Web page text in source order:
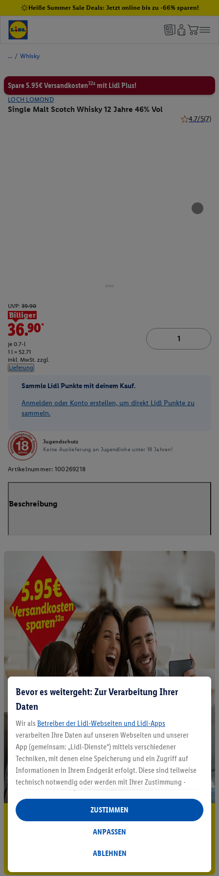
Heiße Summer Sale Deals: Jetzt online bis zu -66% sparen!
/ Whisky
Spare 5.95€ Versandkosten32a mit Lidl Plus!
LOCH LOMOND
Single Malt Scotch Whisky 12 Jahre 46% Vol
4.7/5(7)
UVP: 39.90
Billiger
36.90*
je 0.7-l
1 l = 52.71
inkl. MwSt. zzgl.
Lieferung
Sammle Lidl Punkte mit deinem Kauf.
Anmelden oder Konto erstellen, um direkt Lidl Punkte zu
sammeln.
Jugendschutz
Keine Auslieferung an Jugendliche unter 18 Jahren!
Artikelnummer: 100269218
Beschreibung
5.95 € Versand sparen³²ᵃ
Jetzt zum Newsletter anmelden
Gutschein sichern!
Bevor es weitergeht: Zur Verarbeitung Ihrer
Daten
Wir als Betreiber der Lidl-Webseiten und Lidl-Apps
verarbeiten Ihre Daten auf unseren Webseiten und unserer
App (gemeinsam: „Lidl-Dienste“) mittels verschiedener
Techniken, mit denen eine Speicherung und ein Zugriff auf
Informationen in Ihrem Endgerät erfolgt. Diese sind teilweise
technisch notwendig oder werden mit Ihrer Zustimmung -
auch durch Partner (u.a.
Verantwortliche; im Zusammenhang mit dem IAB TCF
insgesamt
Statistik-Erstellung oder für personalisierte Werbung
Datenverarbeitungen für personalisierte Werbung werden
ABLEHNEN
ANPASSEN
ZUSTIMMEN